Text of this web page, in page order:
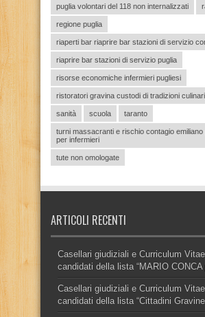
puglia volontari del 118 non internalizzati
regione puglia
riaperti bar riaprire bar stazioni di servizio
riaprire bar stazioni di servizio puglia
risorse economiche infermieri pugliesi
ristoratori gravina custodi di tradizioni
sanità scuola taranto
turni massacranti e rischio contagio
per infermieri
tute non omologate
ARTICOLI RECENTI
Casellari giudiziali e Curriculum
candidati della lista “MARIO CONCA
Casellari giudiziali e Curriculum
candidati della lista “Cittadini